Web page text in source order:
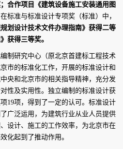
合作项目《建筑设备施工安装通用图
在标准与标准设计专项奖（标准）中，
划设计技术文件办理指南》获得二等
获得三等奖。
制研究中心（原北京首建标工程技术
市的标准化工作，开展的标准设计和
央和北京市的相关指导精神，充分发
性及实用性。独立编制的标准设计获
19项，得到了一定的认可。标准设计
广泛运用，为建筑行业从业人员提供
设计、施工的工作效率，为北京市在
化起到了推动作用。